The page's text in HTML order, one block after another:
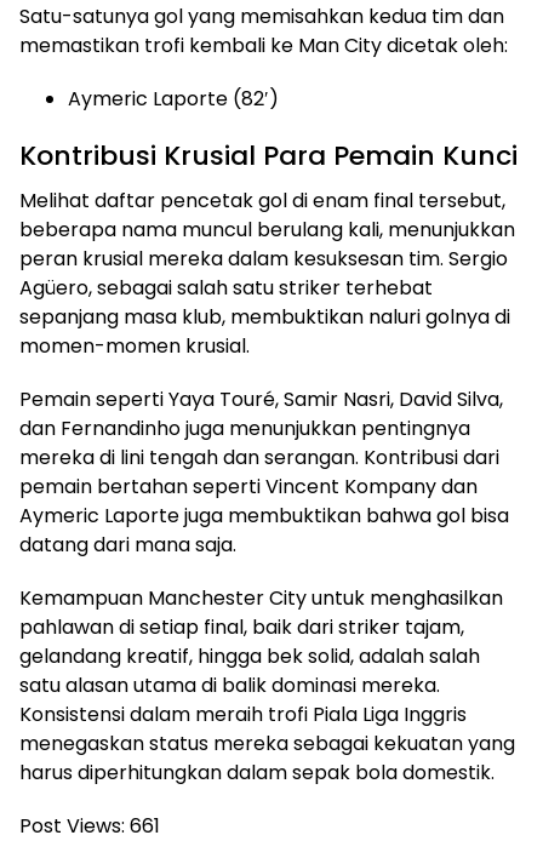
Satu-satunya gol yang memisahkan kedua tim dan
memastikan trofi kembali ke Man City dicetak oleh:
Aymeric Laporte (82′)
Kontribusi Krusial Para Pemain Kunci
Melihat daftar pencetak gol di enam final tersebut,
beberapa nama muncul berulang kali, menunjukkan
peran krusial mereka dalam kesuksesan tim. Sergio
Agüero, sebagai salah satu striker terhebat
sepanjang masa klub, membuktikan naluri golnya di
momen-momen krusial.
Pemain seperti Yaya Touré, Samir Nasri, David Silva,
dan Fernandinho juga menunjukkan pentingnya
mereka di lini tengah dan serangan. Kontribusi dari
pemain bertahan seperti Vincent Kompany dan
Aymeric Laporte juga membuktikan bahwa gol bisa
datang dari mana saja.
Kemampuan Manchester City untuk menghasilkan
pahlawan di setiap final, baik dari striker tajam,
gelandang kreatif, hingga bek solid, adalah salah
satu alasan utama di balik dominasi mereka.
Konsistensi dalam meraih trofi Piala Liga Inggris
menegaskan status mereka sebagai kekuatan yang
harus diperhitungkan dalam sepak bola domestik.
Post Views: 661